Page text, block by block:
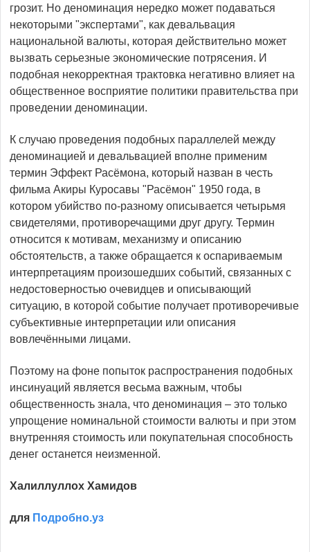
грозит. Но деноминация нередко может подаваться
некоторыми "экспертами", как девальвация
национальной валюты, которая действительно может
вызвать серьезные экономические потрясения. И
подобная некорректная трактовка негативно влияет на
общественное восприятие политики правительства при
проведении деноминации.
К случаю проведения подобных параллелей между
деноминацией и девальвацией вполне применим
термин Эффект Расёмона, который назван в честь
фильма Акиры Куросавы "Расёмон" 1950 года, в
котором убийство по-разному описывается четырьмя
свидетелями, противоречащими друг другу. Термин
относится к мотивам, механизму и описанию
обстоятельств, а также обращается к оспариваемым
интерпретациям произошедших событий, связанных с
недостоверностью очевидцев и описывающий
ситуацию, в которой событие получает противоречивые
субъективные интерпретации или описания
вовлечёнными лицами.
Поэтому на фоне попыток распространения подобных
инсинуаций является весьма важным, чтобы
общественность знала, что деноминация – это только
упрощение номинальной стоимости валюты и при этом
внутренняя стоимость или покупательная способность
денег останется неизменной.
Халиллуллох Хамидов
для Подробно.уз